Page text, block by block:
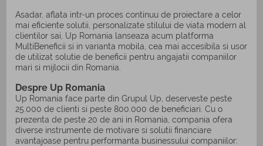
Asadar, aflata intr-un proces continuu de proiectare a celor
mai eficiente solutii, personalizate stilului de viata modern al
clientilor sai, Up Romania lanseaza acum platforma
MultiBeneficii si in varianta mobila, cea mai accesibila si usor
de utilizat solutie de beneficii pentru angajatii companiilor
mari si mijlocii din Romania.
Despre Up Romania
Up Romania face parte din Grupul Up, deserveste peste
25.000 de clienti si peste 800.000 de beneficiari. Cu o
prezenta de peste 20 de ani in Romania, compania ofera
diverse instrumente de motivare si solutii financiare
avantajoase pentru performanta businessului companiilor: